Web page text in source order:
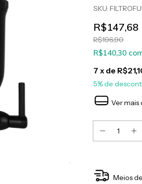
SKU:
R$147,68
R$196,90
R$140,30
7 x de
5% de
Ver mais
Meios